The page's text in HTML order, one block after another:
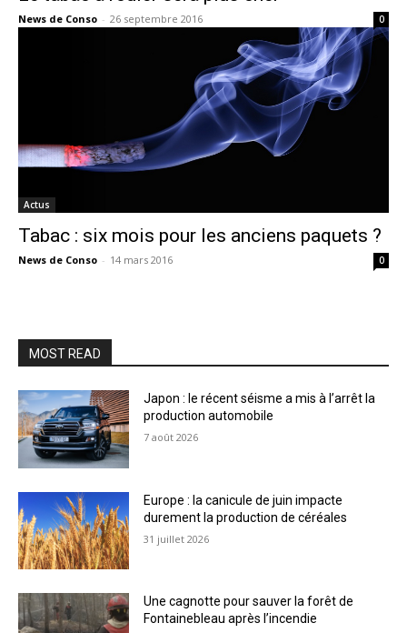
News de Conso - 26 septembre 2016 0
Actus
Tabac : six mois pour les anciens paquets ?
News de Conso - 14 mars 2016 0
MOST READ
Japon : le récent séisme a mis à l’arrêt la
production automobile
7 août 2026
Europe : la canicule de juin impacte
durement la production de céréales
31 juillet 2026
Une cagnotte pour sauver la forêt de
Fontainebleau après l’incendie